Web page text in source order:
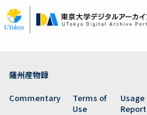
to
main
薩州産物録
Commentary
Terms of
Use
Usage
Report